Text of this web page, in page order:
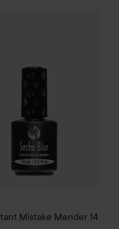
Mistake Mender 14